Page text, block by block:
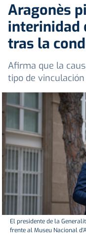
Aragonès
interinidad
tras la
Afirma que la
tipo de
El presidente de la
frente al Museu Nacional